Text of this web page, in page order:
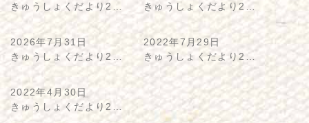
きゅうしょくだより2…
きゅうしょくだより2…
2026年7月31日
きゅうしょくだより2…
2022年7月29日
きゅうしょくだより2…
2022年4月30日
きゅうしょくだより2…